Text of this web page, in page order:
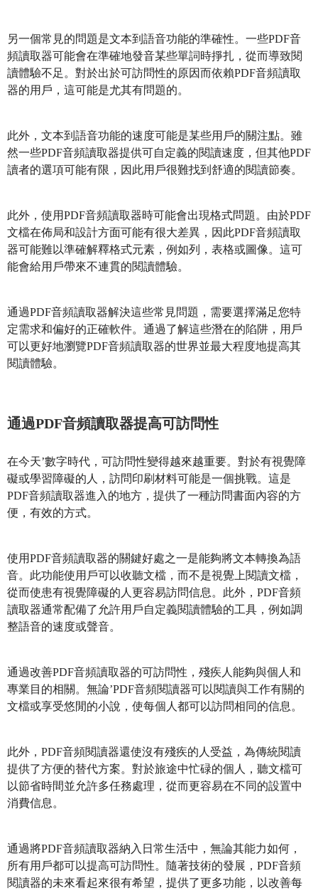
另一個常見的問題是文本到語音功能的準確性。一些PDF音
頻讀取器可能會在準確地發音某些單詞時掙扎，從而導致閱
讀體驗不足。對於出於可訪問性的原因而依賴PDF音頻讀取
器的用戶，這可能是尤其有問題的。
此外，文本到語音功能的速度可能是某些用戶的關注點。雖
然一些PDF音頻讀取器提供可自定義的閱讀速度，但其他PDF
讀者的選項可能有限，因此用戶很難找到舒適的閱讀節奏。
此外，使用PDF音頻讀取器時可能會出現格式問題。由於PDF
文檔在佈局和設計方面可能有很大差異，因此PDF音頻讀取
器可能難以準確解釋格式元素，例如列，表格或圖像。這可
能會給用戶帶來不連貫的閱讀體驗。
通過PDF音頻讀取器解決這些常見問題，需要選擇滿足您特
定需求和偏好的正確軟件。通過了解這些潛在的陷阱，用戶
可以更好地瀏覽PDF音頻讀取器的世界並最大程度地提高其
閱讀體驗。
通過PDF音頻讀取器提高可訪問性
在今天’數字時代，可訪問性變得越來越重要。對於有視覺障
礙或學習障礙的人，訪問印刷材料可能是一個挑戰。這是
PDF音頻讀取器進入的地方，提供了一種訪問書面內容的方
便，有效的方式。
使用PDF音頻讀取器的關鍵好處之一是能夠將文本轉換為語
音。此功能使用戶可以收聽文檔，而不是視覺上閱讀文檔，
從而使患有視覺障礙的人更容易訪問信息。此外，PDF音頻
讀取器通常配備了允許用戶自定義閱讀體驗的工具，例如調
整語音的速度或聲音。
通過改善PDF音頻讀取器的可訪問性，殘疾人能夠與個人和
專業目的相關。無論’PDF音頻閱讀器可以閱讀與工作有關的
文檔或享受悠閒的小說，使每個人都可以訪問相同的信息。
此外，PDF音頻閱讀器還使沒有殘疾的人受益，為傳統閱讀
提供了方便的替代方案。對於旅途中忙碌的個人，聽文檔可
以節省時間並允許多任務處理，從而更容易在不同的設置中
消費信息。
通過將PDF音頻讀取器納入日常生活中，無論其能力如何，
所有用戶都可以提高可訪問性。隨著技術的發展，PDF音頻
閱讀器的未來看起來很有希望，提供了更多功能，以改善每